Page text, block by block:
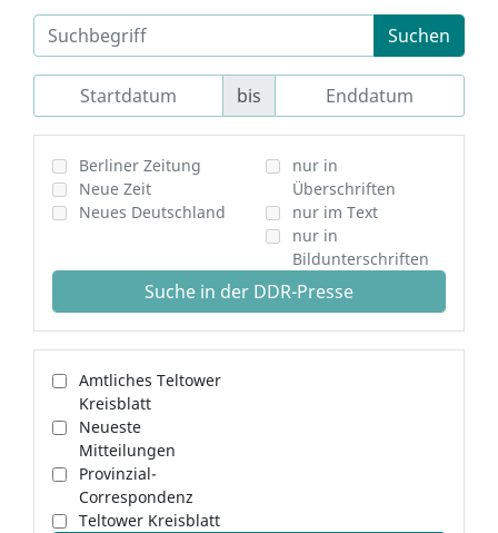
Suchen
bis
Berliner Zeitung
Neue Zeit
Neues Deutschland
nur in
Überschriften
nur im Text
nur in
Bildunterschriften
Suche in der DDR-Presse
Amtliches Teltower
Kreisblatt
Neueste
Mitteilungen
Provinzial-
Correspondenz
Teltower Kreisblatt